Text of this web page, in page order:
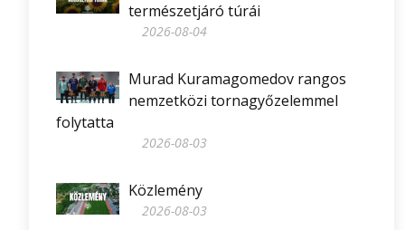
természetjáró túrái
2026-08-04
Murad Kuramagomedov rangos
nemzetközi tornagyőzelemmel
folytatta
2026-08-03
Közlemény
2026-08-03